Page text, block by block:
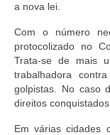
a nova lei.
Com o número
protocolizado no
Trata-se de mais
trabalhadora
golpistas. No caso
direitos
Em várias cidades